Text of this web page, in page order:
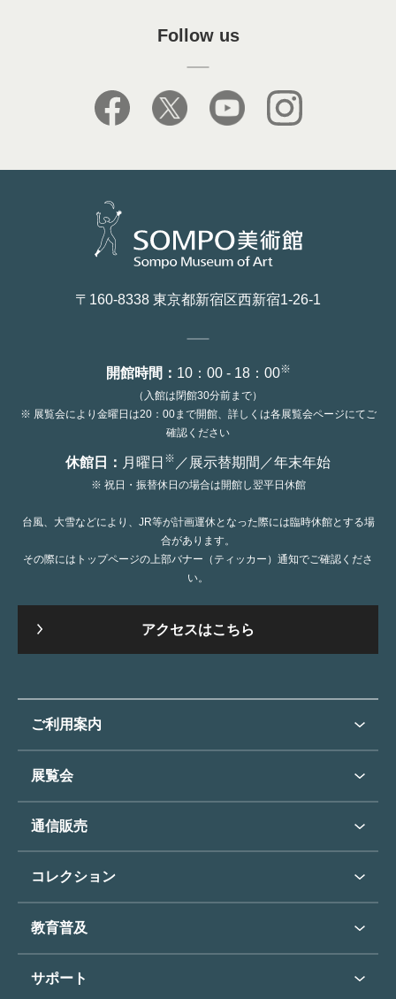
Follow us
〒160-8338 東京都新宿区西新宿1-26-1
開館時間： 10：00 - 18：00※
（入館は閉館30分前まで）
※ 展覧会により金曜日は20：00まで開館、詳しくは各展覧会ページにてご
確認ください
休館日： 月曜日 ※ ／展示替期間／年末年始
※ 祝日・振替休日の場合は開館し翌平日休館
台風、大雪などにより、JR等が計画運休となった際には臨時休館とする場
合があります。
その際にはトップページの上部バナー（ティッカー）通知でご確認くださ
い。
アクセスはこちら
ご利用案内
ご利用案内トップ
開館時間・休館日
アクセス
団体のご利用について
バリアフリー／小さなお子様
展覧会
展覧会・イベントトップ
次回の展覧会
展覧会スケジュール
過去の展覧会
通信販売
コレクション
コレクショントップ
東郷青児
教育普及
教育普及トップ
サポート